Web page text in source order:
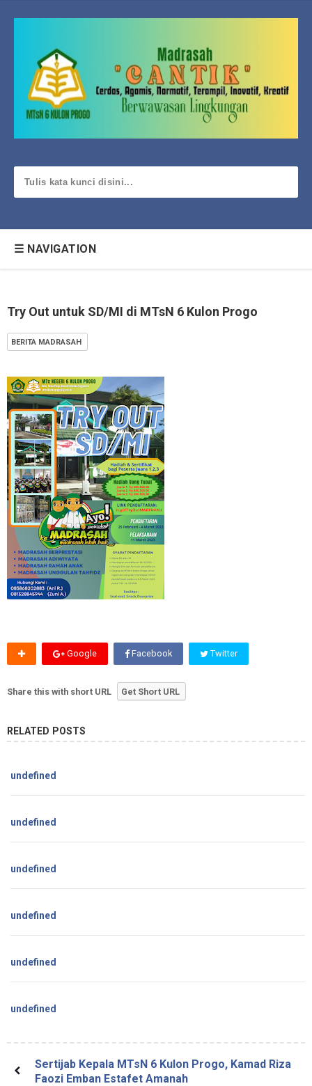
☰ NAVIGATION
Try Out untuk SD/MI di MTsN 6 Kulon Progo
BERITA MADRASAH
Google Facebook Twitter
Share this with short URL Get Short URL
RELATED POSTS
undefined
undefined
undefined
undefined
undefined
undefined
Sertijab Kepala MTsN 6 Kulon Progo, Kamad Riza
Faozi Emban Estafet Amanah